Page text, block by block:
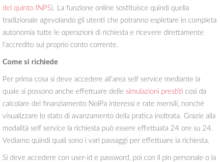
del quinto INPS). La funzione online sostituisce quindi quella
tradizionale agevolando gli utenti che potranno espletare in completa
autonomia tutte le operazioni di richiesta e ricevere direttamente
l’accredito sul proprio conto corrente.
Come si richiede
Per prima cosa si deve accedere all’area self service mediante la
quale si possono anche effettuare delle simulazioni prestiti così da
calcolare del finanziamento NoiPa interessi e rate mensili, nonché
visualizzare lo stato di avanzamento della pratica inoltrata. Grazie alla
modalità self service la richiesta può essere effettuata 24 ore su 24.
Vediamo quindi quali sono i vari passaggi per effettuare la richiesta.
Si deve accedere con user-id e password, poi con il pin personale o la